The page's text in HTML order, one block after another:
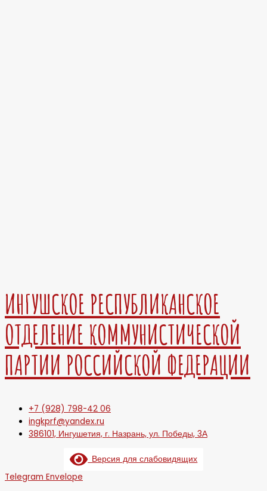
ИНГУШСКОЕ РЕСПУБЛИКАНСКОЕ
ОТДЕЛЕНИЕ КОММУНИСТИЧЕСКОЙ
ПАРТИИ РОССИЙСКОЙ ФЕДЕРАЦИИ
+7 (928) 798-42 06
ingkprf@yandex.ru
386101, Ингушетия, г. Назрань, ул. Победы, 3А
Версия для слабовидящих
Telegram Envelope